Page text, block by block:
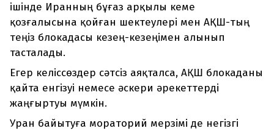
ішінде Иранның бұғаз арқылы кеме
қозғалысына қойған шектеулері мен АҚШ-тың
теңіз блокадасы кезең-кезеңімен алынып
тасталады.
Егер келіссөздер сәтсіз аяқталса, АҚШ блокаданы
қайта енгізуі немесе әскери әрекеттерді
жаңғыртуы мүмкін.
Уран байытуға мораторий мерзімі де негізгі